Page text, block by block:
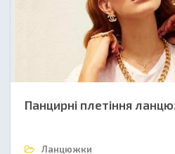
Панцирні плетіння
Ланцюжки